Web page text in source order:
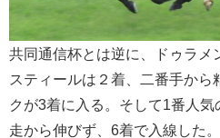
共同通信杯とは逆に、ドゥラメ
スティールは２着、二番手から
クが3着に入る。そして1番人
走から伸びず、6着で入線した。